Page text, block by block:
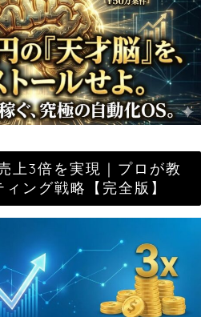
3倍を実現｜プロが教
ング戦略【完全版】